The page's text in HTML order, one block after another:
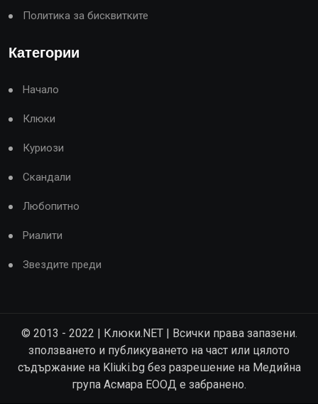
Политика за бисквитките
Категории
Начало
Клюки
Куриози
Скандали
Любопитно
Риалити
Звездите преди
© 2013 - 2022 | Клюки.NET | Всички права запазени.
зползването и публикуването на част или цялото
съдържание на Kliuki.bg без разрешение на Медийна
група Асмара ЕООД е забранено.